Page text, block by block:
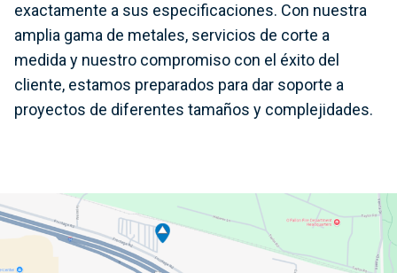
exactamente a sus especificaciones. Con nuestra
amplia gama de metales, servicios de corte a
medida y nuestro compromiso con el éxito del
cliente, estamos preparados para dar soporte a
proyectos de diferentes tamaños y complejidades.